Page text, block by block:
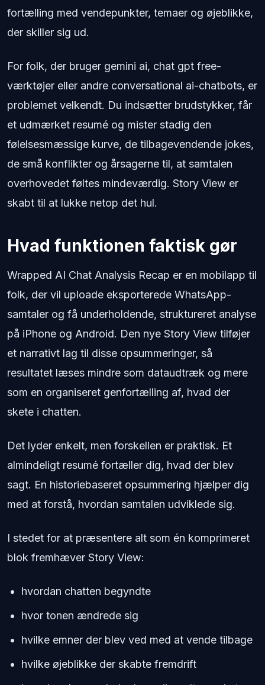
fortælling med vendepunkter, temaer og øjeblikke,
der skiller sig ud.
For folk, der bruger gemini ai, chat gpt free-
værktøjer eller andre conversational ai-chatbots, er
problemet velkendt. Du indsætter brudstykker, får
et udmærket resumé og mister stadig den
følelsesmæssige kurve, de tilbagevendende jokes,
de små konflikter og årsagerne til, at samtalen
overhovedet føltes mindeværdig. Story View er
skabt til at lukke netop det hul.
Hvad funktionen faktisk gør
Wrapped AI Chat Analysis Recap er en mobilapp til
folk, der vil uploade eksporterede WhatsApp-
samtaler og få underholdende, struktureret analyse
på iPhone og Android. Den nye Story View tilføjer
et narrativt lag til disse opsummeringer, så
resultatet læses mindre som dataudtræk og mere
som en organiseret genfortælling af, hvad der
skete i chatten.
Det lyder enkelt, men forskellen er praktisk. Et
almindeligt resumé fortæller dig, hvad der blev
sagt. En historiebaseret opsummering hjælper dig
med at forstå, hvordan samtalen udviklede sig.
I stedet for at præsentere alt som én komprimeret
blok fremhæver Story View:
hvordan chatten begyndte
hvor tonen ændrede sig
hvilke emner der blev ved med at vende tilbage
hvilke øjeblikke der skabte fremdrift